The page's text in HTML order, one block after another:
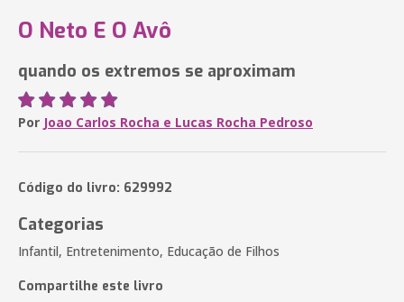
O Neto E O Avô
quando os extremos se aproximam
Por Joao Carlos Rocha e Lucas Rocha Pedroso
Código do livro: 629992
Categorias
Infantil, Entretenimento, Educação de Filhos
Compartilhe este livro